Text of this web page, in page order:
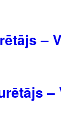
–
–